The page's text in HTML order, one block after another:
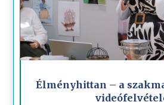
Élményhittan – a